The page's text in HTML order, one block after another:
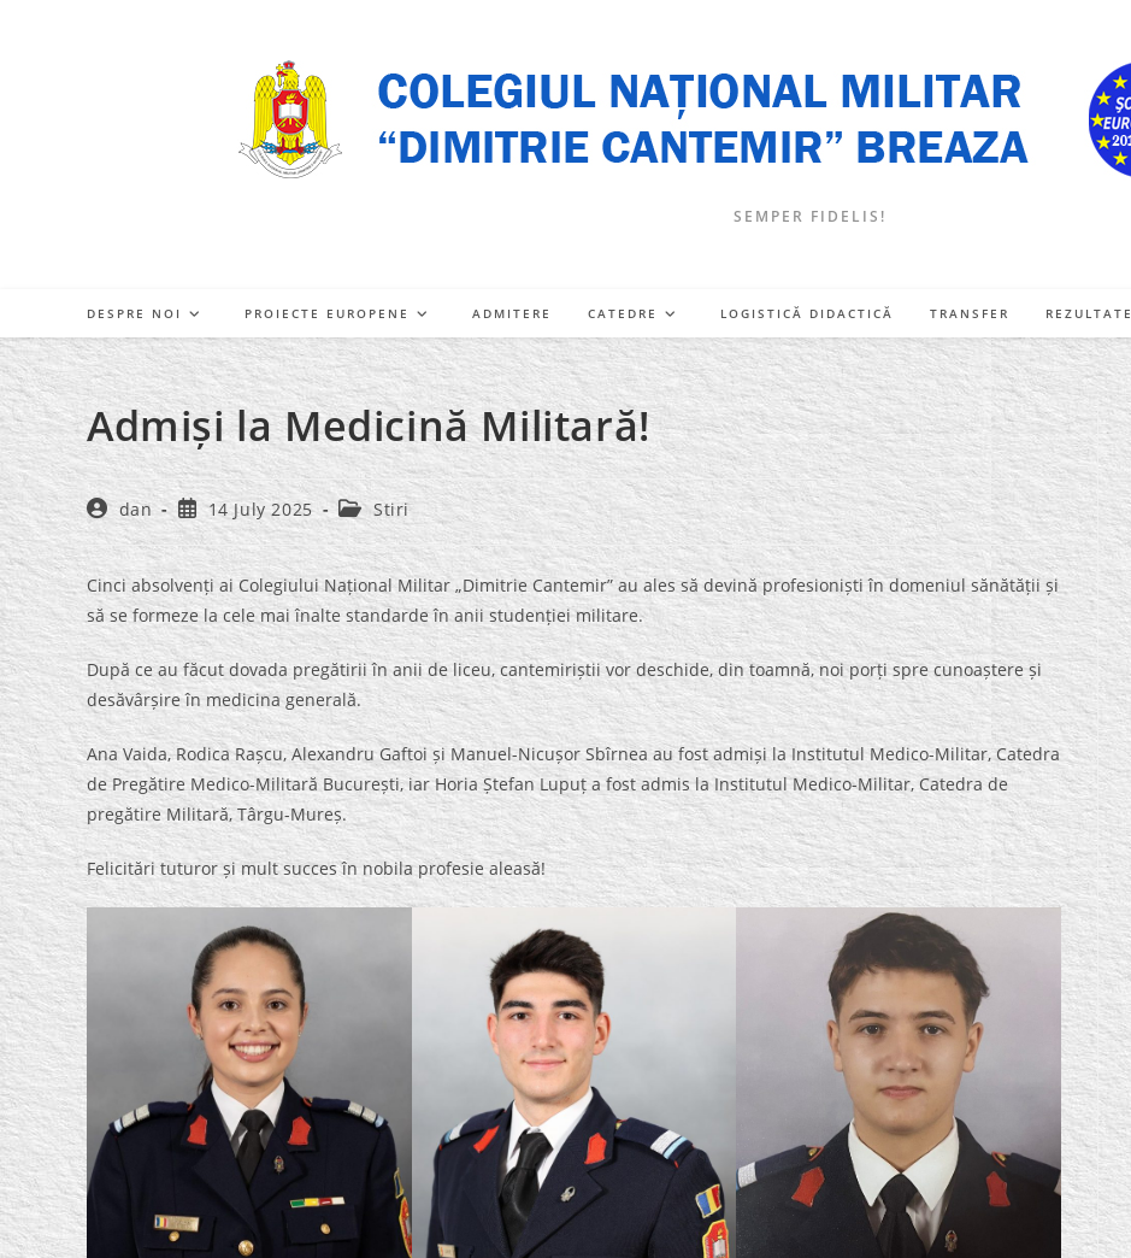
SEMPER FIDELIS!
DESPRE NOI PROIECTE EUROPENE ADMITERE CATEDRE LOGISTICĂ DIDACTICĂ TRANSFER REZULTATE
Admiși la Medicină Militară!
Post
author:
dan
Post
published:
14 July 2025
Post
category:
Stiri
Cinci absolvenți ai Colegiului Național Militar „Dimitrie Cantemir” au ales să devină profesioniști în domeniul sănătății și
să se formeze la cele mai înalte standarde în anii studenției militare.
După ce au făcut dovada pregătirii în anii de liceu, cantemiriștii vor deschide, din toamnă, noi porți spre cunoaștere și
desăvârșire în medicina generală.
Ana Vaida, Rodica Rașcu, Alexandru Gaftoi și Manuel-Nicușor Sbîrnea au fost admiși la Institutul Medico-Militar, Catedra
de Pregătire Medico-Militară București, iar Horia Ștefan Lupuț a fost admis la Institutul Medico-Militar, Catedra de
pregătire Militară, Târgu-Mureș.
Felicitări tuturor și mult succes în nobila profesie aleasă!